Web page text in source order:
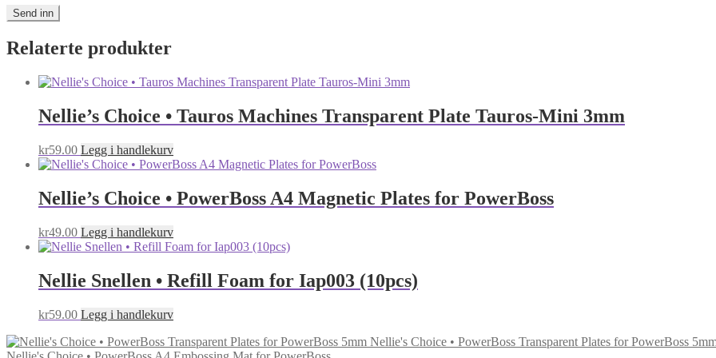
Relaterte produkter
Nellie’s Choice • Tauros Machines Transparent Plate Tauros-Mini 3mm
kr59.00 Legg i handlekurv
Nellie’s Choice • PowerBoss A4 Magnetic Plates for PowerBoss
kr49.00 Legg i handlekurv
Nellie Snellen • Refill Foam for Iap003 (10pcs)
kr59.00 Legg i handlekurv
Nellie's Choice • PowerBoss Transparent Plates for PowerBoss